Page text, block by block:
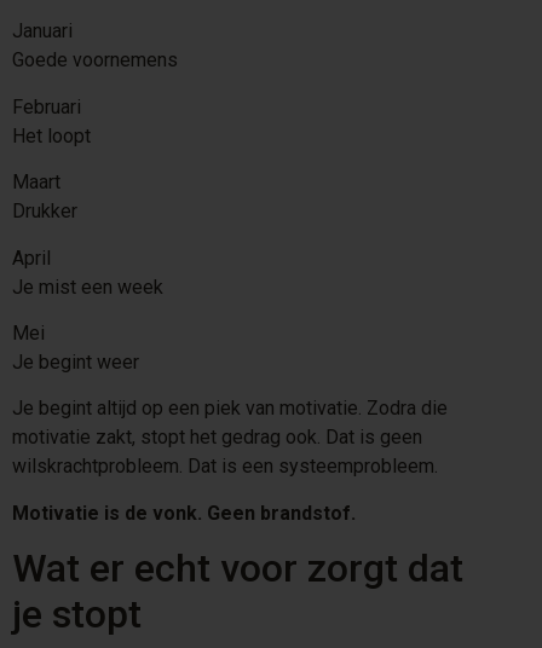
Januari
Goede voornemens
Februari
Het loopt
Maart
Drukker
April
Je mist een week
Mei
Je begint weer
Je begint altijd op een piek van motivatie. Zodra die
motivatie zakt, stopt het gedrag ook. Dat is geen
wilskrachtprobleem. Dat is een systeemprobleem.
Motivatie is de vonk. Geen brandstof.
Wat er echt voor zorgt dat
je stopt